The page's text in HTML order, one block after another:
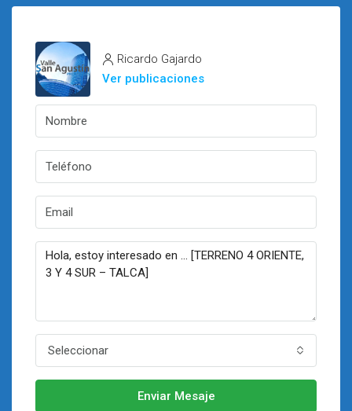
Ricardo Gajardo
Ver publicaciones
Seleccionar
Enviar Mesaje